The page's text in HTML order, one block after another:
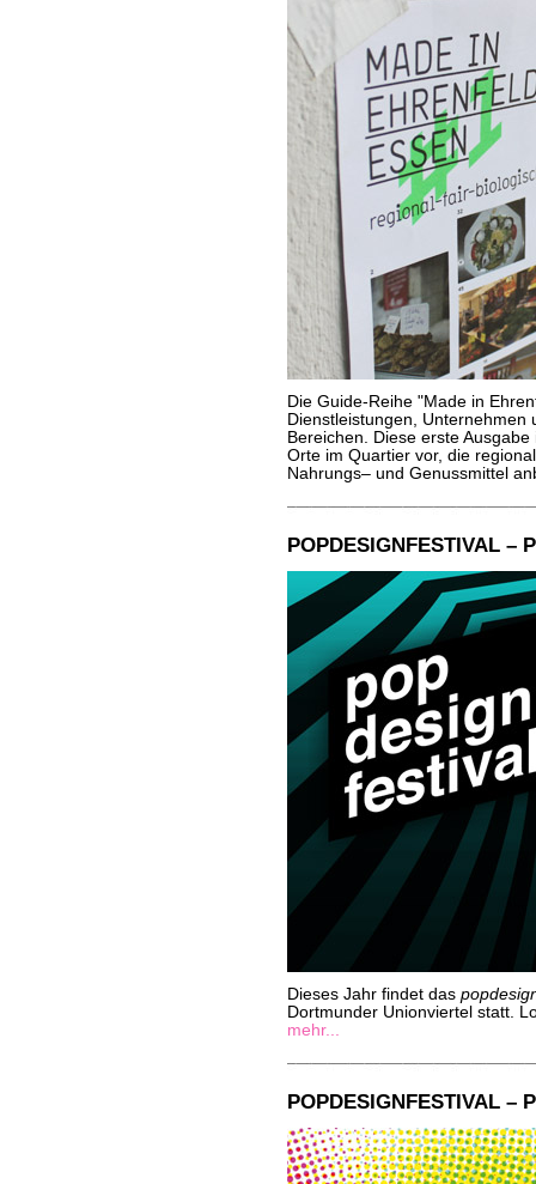
Die Guide-Reihe "Made in
Dienstleistungen, Unternehmen
Bereichen. Diese erste
Orte im Quartier vor, die
Nahrungs– und Genussmittel
POPDESIGNFESTIVAL –
Dieses Jahr findet das
Dortmunder Unionviertel statt.
mehr...
POPDESIGNFESTIVAL –